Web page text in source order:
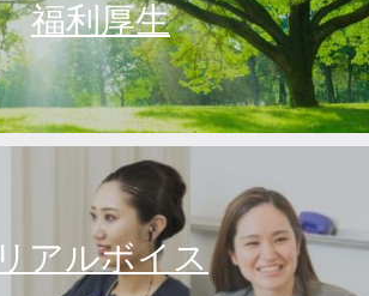
福利厚生
リアルボイス